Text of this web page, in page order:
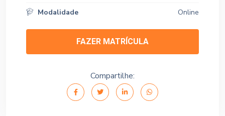
Modalidade
Online
FAZER MATRÍCULA
Compartilhe: